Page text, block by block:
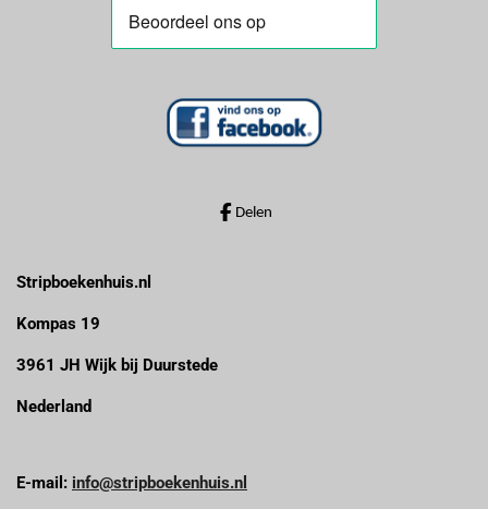
Delen
Stripboekenhuis.nl
Kompas 19
3961 JH Wijk bij Duurstede
Nederland
E-mail: info@stripboekenhuis.nl